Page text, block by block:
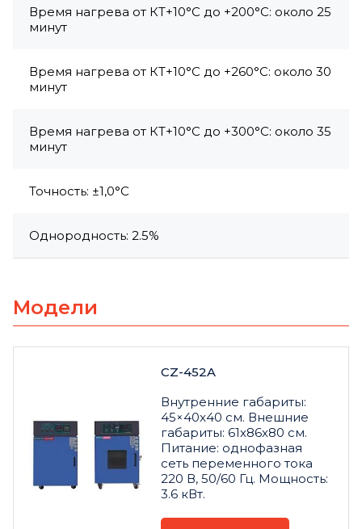
Время нагрева от КТ+10°C до +200°C: около 25
минут
Время нагрева от КТ+10°C до +260°C: около 30
минут
Время нагрева от КТ+10°C до +300°C: около 35
минут
Точность: ±1,0°C
Однородность: 2.5%
Модели
CZ-452A
Внутренние габариты:
45×40x40 см. Внешние
габариты: 61x86x80 см.
Питание: однофазная
сеть переменного тока
220 В, 50/60 Гц. Мощность:
3.6 кВт.